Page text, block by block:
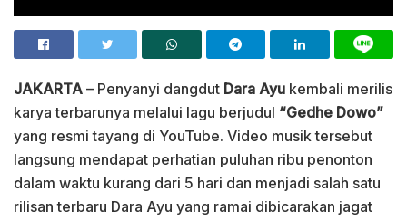
JAKARTA – Penyanyi dangdut Dara Ayu kembali merilis
karya terbarunya melalui lagu berjudul “Gedhe Dowo”
yang resmi tayang di YouTube. Video musik tersebut
langsung mendapat perhatian puluhan ribu penonton
dalam waktu kurang dari 5 hari dan menjadi salah satu
rilisan terbaru Dara Ayu yang ramai dibicarakan jagat